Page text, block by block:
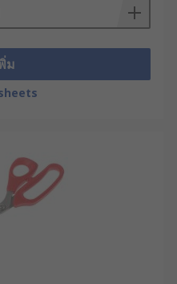
เศษเพื่อใช้ตัดเส้นใยที่
หรือวัสดุที่มีความ
ทั่วไปตัดไม่เข้า
าพิเศษเพื่อป้องกัน
รใช้งานในบ้านหรือ
าร์ด หรือวัสดุเคลือบ
ภาพ มีตัวเลือกด้ามจับ
าสติก และยาง
ม